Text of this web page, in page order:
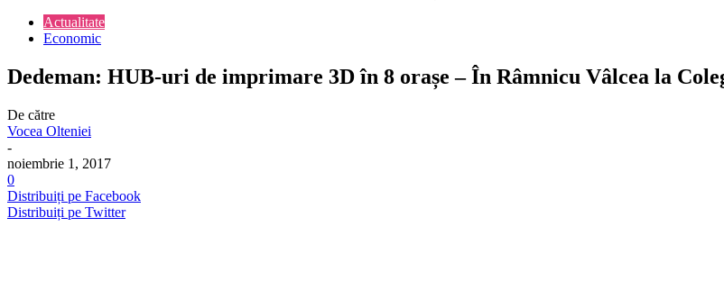
Actualitate
Economic
Dedeman: HUB-uri de imprimare 3D în 8 orașe – În Râmnicu Vâlcea la
De către
Vocea Olteniei
-
noiembrie 1, 2017
0
Distribuiți pe Facebook
Distribuiți pe Twitter